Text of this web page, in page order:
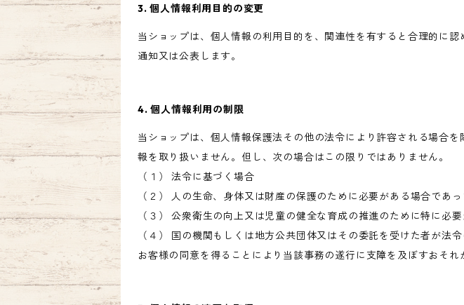
3. 個人情報利用目的の変更
当ショップは、個人情報の利用目的を、関連性を有すると合理的に
通知又は公表します。
4. 個人情報利用の制限
当ショップは、個人情報保護法その他の法令により許容される場合
報を取り扱いません。但し、次の場合はこの限りではありません。
（１） 法令に基づく場合
（２） 人の生命、身体又は財産の保護のために必要がある場合であ
（３） 公衆衛生の向上又は児童の健全な育成の推進のために特に必
（４） 国の機関もしくは地方公共団体又はその委託を受けた者が法
お客様の同意を得ることにより当該事務の遂行に支障を及ぼすおそれ